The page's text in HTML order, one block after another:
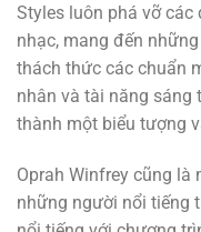
Styles luôn phá vỡ các
nhạc, mang đến
thách thức các chuẩn
nhân và tài năng sáng
thành một biểu tượng
Oprah Winfrey cũng là
những người nổi tiếng